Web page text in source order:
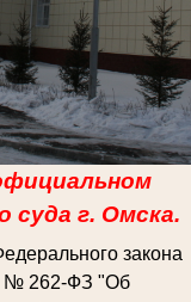
суда г. Омска.
закона
№ 262-ФЗ "Об